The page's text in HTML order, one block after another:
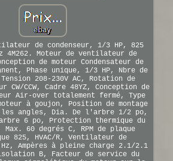
de condenseur, 1/3 HP, 825
4M262. Moteur de ventilateur de
de moteur Condensateur de
Phase unique, 1/3 HP, Nbre de
208-230V AC, Rotation de
CW/CCW, Cadre 48YZ, Conception de
Air-over totalement fermé, Type
à goujon, Position de montage
les angles, Dia. De l'arbre 1/2 po,
6 po, Protection thermique du
Max. 60 degrés C, RPM de plaque
825, HVAC/R, Ventilateur de
Ampères à pleine charge 2.1/2.1
B, Facteur de service du